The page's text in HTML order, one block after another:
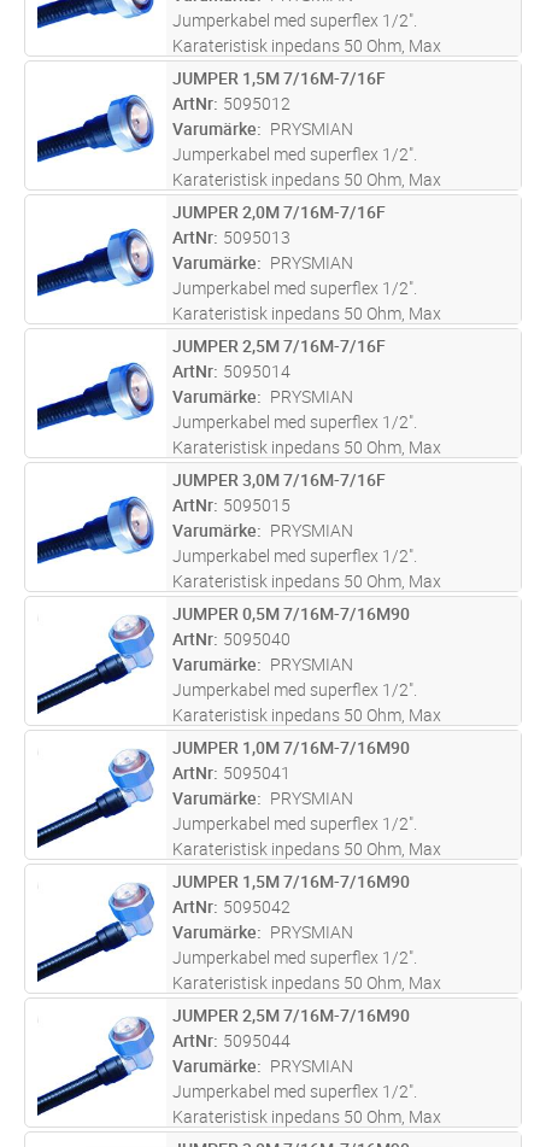
IP68.
Jumperkabel med superflex 1/2".
Karateristisk inpedans 50 Ohm, Max
dragkraft 500N, Min.böjradie:
Engångsböjning 15 mm, Upprepad böjning 30
mm. Drifttemp -40 till +70gr C.Kapslingsklass
IP68.
ST Lägg i kundvagn
JUMPER 1,5M 7/16M-7/16F
ArtNr 5095012
Varumärke
PRYSMIAN
Jumperkabel med superflex 1/2".
Karateristisk inpedans 50 Ohm, Max
dragkraft 500N, Min.böjradie:
Engångsböjning 15 mm, Upprepad böjning 30
mm. Drifttemp -40 till +70gr C.Kapslingsklass
IP68.
ST Lägg i kundvagn
JUMPER 2,0M 7/16M-7/16F
ArtNr 5095013
Varumärke
PRYSMIAN
Jumperkabel med superflex 1/2".
Karateristisk inpedans 50 Ohm, Max
dragkraft 500N, Min.böjradie:
Engångsböjning 15 mm, Upprepad böjning 30
mm. Drifttemp -40 till +70gr C.Kapslingsklass
IP68.
ST Lägg i kundvagn
JUMPER 2,5M 7/16M-7/16F
ArtNr 5095014
Varumärke
PRYSMIAN
Jumperkabel med superflex 1/2".
Karateristisk inpedans 50 Ohm, Max
dragkraft 500N, Min.böjradie:
Engångsböjning 15 mm, Upprepad böjning 30
mm. Drifttemp -40 till +70gr C.Kapslingsklass
IP68.
ST Lägg i kundvagn
JUMPER 3,0M 7/16M-7/16F
ArtNr 5095015
Varumärke
PRYSMIAN
Jumperkabel med superflex 1/2".
Karateristisk inpedans 50 Ohm, Max
dragkraft 500N, Min.böjradie:
Engångsböjning 15 mm, Upprepad böjning 30
mm. Drifttemp -40 till +70gr C.Kapslingsklass
IP68.
ST Lägg i kundvagn
JUMPER 0,5M 7/16M-7/16M90
ArtNr 5095040
Varumärke
PRYSMIAN
Jumperkabel med superflex 1/2".
Karateristisk inpedans 50 Ohm, Max
dragkraft 500N, Min.böjradie:
Engångsböjning 15 mm, Upprepad böjning 30
mm. Drifttemp -40 till +70gr C.Kapslingsklass
IP68.
ST Lägg i kundvagn
JUMPER 1,0M 7/16M-7/16M90
ArtNr 5095041
Varumärke
PRYSMIAN
Jumperkabel med superflex 1/2".
Karateristisk inpedans 50 Ohm, Max
dragkraft 500N, Min.böjradie:
Engångsböjning 15 mm, Upprepad böjning 30
mm. Drifttemp -40 till +70gr C.Kapslingsklass
IP68.
ST Lägg i kundvagn
JUMPER 1,5M 7/16M-7/16M90
ArtNr 5095042
Varumärke
PRYSMIAN
Jumperkabel med superflex 1/2".
Karateristisk inpedans 50 Ohm, Max
dragkraft 500N, Min.böjradie:
Engångsböjning 15 mm, Upprepad böjning 30
mm. Drifttemp -40 till +70gr C.Kapslingsklass
IP68.
ST Lägg i kundvagn
JUMPER 2,5M 7/16M-7/16M90
ArtNr 5095044
Varumärke
PRYSMIAN
Jumperkabel med superflex 1/2".
Karateristisk inpedans 50 Ohm, Max
dragkraft 500N, Min.böjradie: